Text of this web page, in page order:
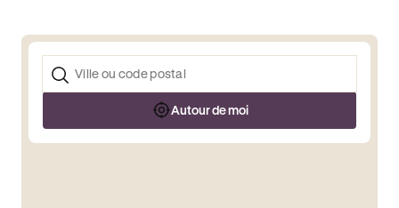
Autour de moi